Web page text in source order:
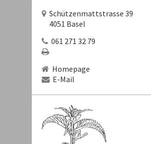
Schützenmattstrasse 39
4051 Basel
061 271 32 79
Homepage
E-Mail